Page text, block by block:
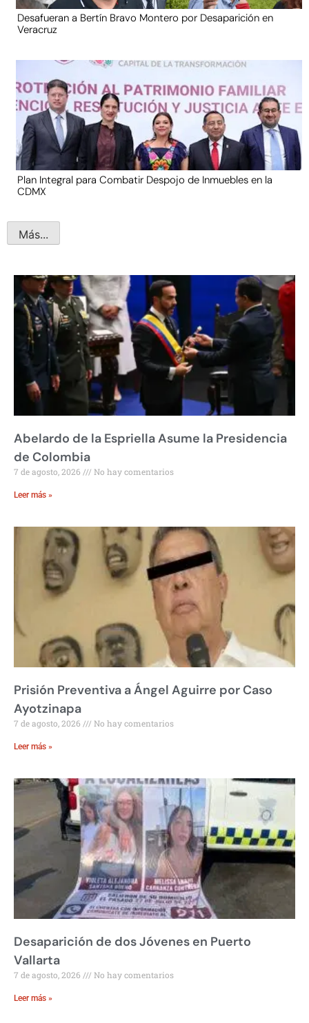
Desafueran a Bertín Bravo Montero por Desaparición en
Veracruz
Plan Integral para Combatir Despojo de Inmuebles en la
CDMX
Más...
Abelardo de la Espriella Asume la Presidencia
de Colombia
7 de agosto, 2026 No hay comentarios
Leer más »
Prisión Preventiva a Ángel Aguirre por Caso
Ayotzinapa
7 de agosto, 2026 No hay comentarios
Leer más »
Desaparición de dos Jóvenes en Puerto
Vallarta
7 de agosto, 2026 No hay comentarios
Leer más »